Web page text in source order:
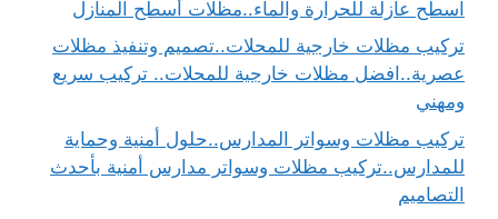
اسطح عازلة للحرارة والماء..مظلات أسطح المنازل
تركيب مظلات خارجية للمحلات..تصميم وتنفيذ مظلات
عصرية..افضل مظلات خارجية للمحلات.. تركيب سريع
ومهني
تركيب مظلات وسواتر المدارس..حلول أمنية وحماية
للمدارس..تركيب مظلات وسواتر مدارس أمنية بأحدث
التصاميم